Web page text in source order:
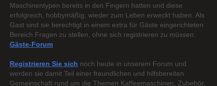
Maschinentypen bereits in den Fingern hatten und diese
erfolgreich, hobbymäßig, wieder zum Leben erweckt haben. Als
Gast sind sie berechtigt in einem extra für Gäste eingerichteten
Bereich Fragen zu stellen, ohne sich registrieren zu müssen:
Gäste-Forum
Registrieren Sie sich noch heute in unserem Forum und
werden sie damit Teil einer freundlichen und hilfsbereiten
Gemeinschaft rund um die Themen Kaffeemaschinen, Zubehör,